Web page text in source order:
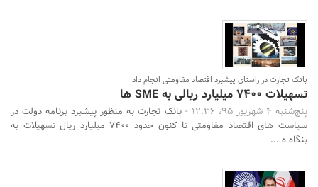
بانک تجارت در راستای پپشبرد اقتصاد مقاومتی انجام داد
تسهیلات 7400 میلیارد ریالی به SME ها
پنج‌شنبه 4 شهریور 95، 12:36 -
بانک تجارت به منظور پیشبرد برنامه دولت در
سیاست های اقتصاد مقاومتی تا کنون حدود 7400 میلیارد ریال تسهیلات به
بنگاه ه ...